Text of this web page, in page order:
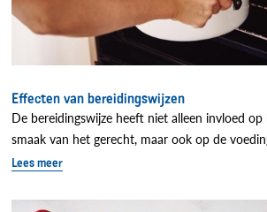
Effecten van bereidingswijzen
De bereidingswijze heeft niet alleen invloed
smaak van het gerecht, maar ook op de
Lees meer